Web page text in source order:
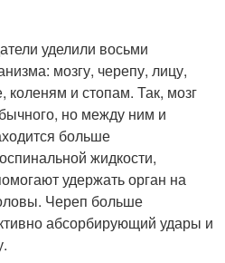
уделили восьми
мозгу, черепу, лицу,
коленям и стопам. Так, мозг
но между ним и
больше
жидкости,
удержать орган на
Череп больше
абсорбирующий удары и